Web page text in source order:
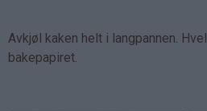
Avkjøl kaken helt i langpannen.
bakepapiret.